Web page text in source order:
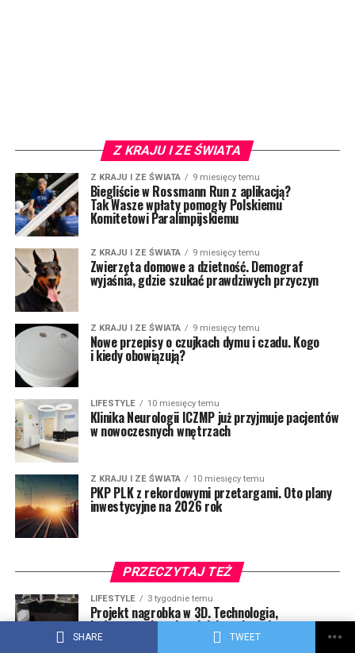
SHARE TWEET
Z KRAJU I ZE ŚWIATA
Z KRAJU I ZE ŚWIATA 9 miesięcy temu
Biegliście w Rossmann Run z aplikacją?
Tak Wasze wpłaty pomogły Polskiemu
Komitetowi Paralimpijskiemu
Z KRAJU I ZE ŚWIATA 9 miesięcy temu
Zwierzęta domowe a dzietność. Demograf
wyjaśnia, gdzie szukać prawdziwych przyczyn
Z KRAJU I ZE ŚWIATA 9 miesięcy temu
Nowe przepisy o czujkach dymu i czadu. Kogo
i kiedy obowiązują?
LIFESTYLE 10 miesięcy temu
Klinika Neurologii ICZMP już przyjmuje pacjentów
w nowoczesnych wnętrzach
Z KRAJU I ZE ŚWIATA 10 miesięcy temu
PKP PLK z rekordowymi przetargami. Oto plany
inwestycyjne na 2026 rok
PRZECZYTAJ TEŻ
LIFESTYLE 3 tygodnie temu
Projekt nagrobka w 3D. Technologia,
która ułatwia najtrudniejsze decyzje